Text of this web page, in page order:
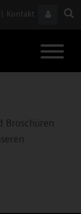
| Kontakt
Broschüren